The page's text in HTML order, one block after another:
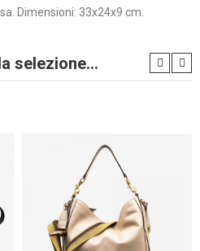
Dimensioni: 33x24x9 cm.
selezione...